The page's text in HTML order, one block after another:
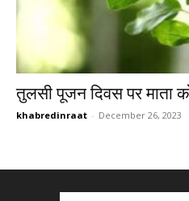
तुलसी पूजन दिवस पर माता
khabredinraat - December 26, 2023